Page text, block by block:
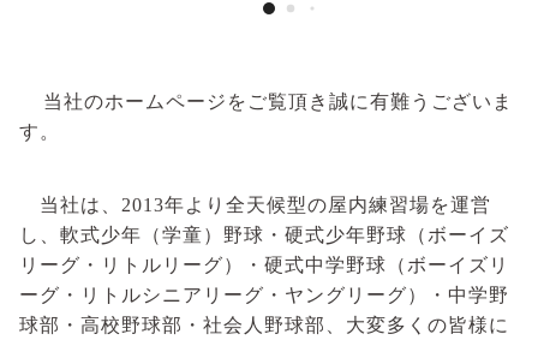
当社のホームページをご覧頂き誠に有難うございま
す。
当社は、 2013年より全天候型の屋内練習場を運営
し、軟式少年（学童）野球・硬式少年野球（ボーイズ
リーグ・リトルリーグ）・硬式中学野球（ボーイズリ
ーグ・リトルシニアリーグ・ヤングリーグ）・中学野
球部・高校野球部・社会人野球部、大変多くの皆様に